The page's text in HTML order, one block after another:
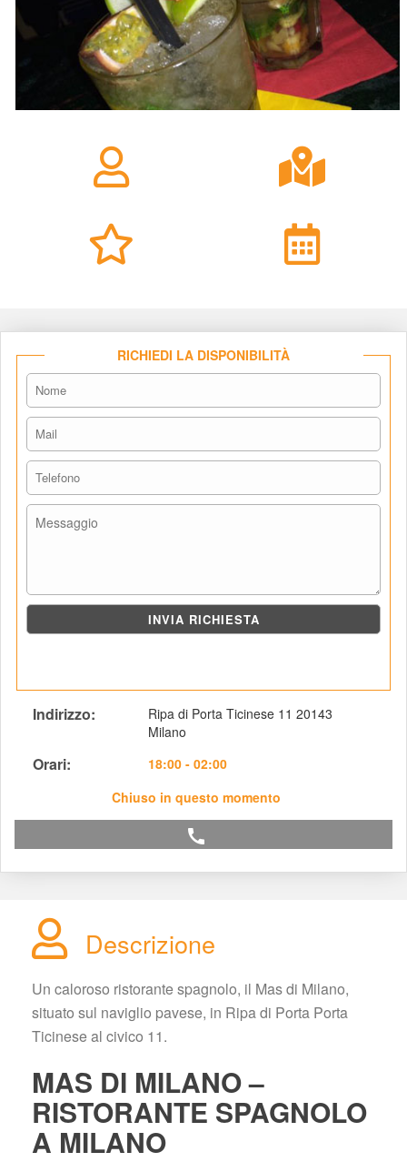
RICHIEDI LA DISPONIBILITÀ
Indirizzo:
Ripa di Porta Ticinese 11 20143
Milano
Orari:
18:00 - 02:00
Chiuso in questo momento
call
Descrizione
Un caloroso ristorante spagnolo, il Mas di Milano,
ituato sul naviglio pavese, in Ripa di Porta Porta
Ticinese al civico 11.
MAS DI MILANO –
RISTORANTE SPAGNOLO
A MILANO